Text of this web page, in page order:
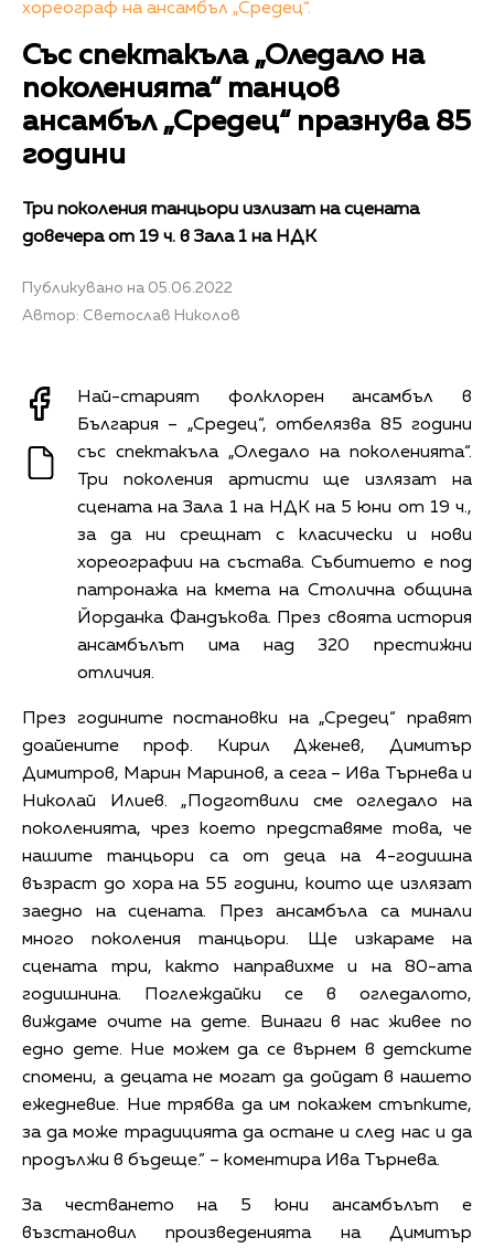
хореограф на ансамбъл „Средец“.
Със спектакъла „Оледало на
поколенията“ танцов
ансамбъл „Средец“ празнува 85
години
Три поколения танцьори излизат на сцената
довечера от 19 ч. в Зала 1 на НДК
Публикувано на 05.06.2022
Автор: Светослав Николов
Най-старият фолклорен ансамбъл в
България – „Средец“, отбелязва 85 години
със спектакъла „Оледало на поколенията“.
Три поколения артисти ще излязат на
сцената на Зала 1 на НДК на 5 юни от 19 ч.,
за да ни срещнат с класически и нови
хореографии на състава. Събитието е под
патронажа на кмета на Столична община
Йорданка Фандъкова. През своята история
ансамбълът има над 320 престижни
отличия.
През годините постановки на „Средец“ правят
доайените проф. Кирил Дженев, Димитър
Димитров, Марин Маринов, а сега – Ива Търнева и
Николай Илиев. „Подготвили сме огледало на
поколенията, чрез което представяме това, че
нашите танцьори са от деца на 4-годишна
възраст до хора на 55 години, които ще излязат
заедно на сцената. През ансамбъла са минали
много поколения танцьори. Ще изкараме на
сцената три, както направихме и на 80-ата
годишнина. Поглеждайки се в огледалото,
виждаме очите на дете. Винаги в нас живее по
едно дете. Ние можем да се върнем в детските
спомени, а децата не могат да дойдат в нашето
ежедневие. Ние трябва да им покажем стъпките,
за да може традицията да остане и след нас и да
продължи в бъдеще.“ – коментира Ива Търнева.
За честването на 5 юни ансамбълът е
възстановил произведенията на Димитър